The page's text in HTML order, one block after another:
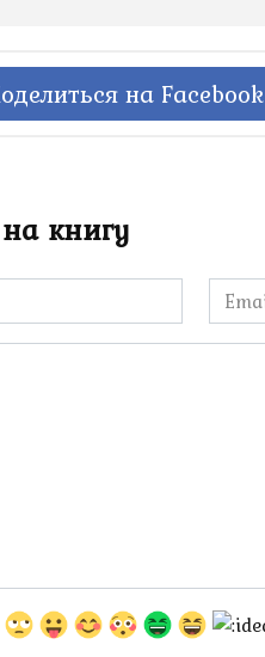
на Facebook
книгу
Email
*